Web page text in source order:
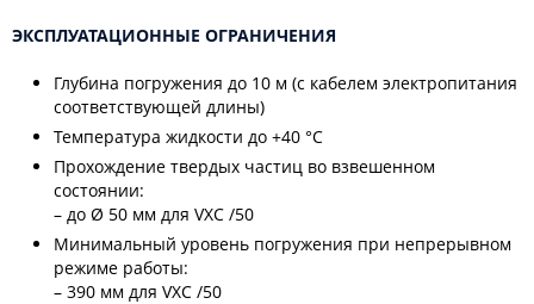
ЭКСПЛУАТАЦИОННЫЕ ОГРАНИЧЕНИЯ
Глубина погружения до 10 м (с кабелем электропитания
соответствующей длины)
Температура жидкости до +40 °C
Прохождение твердых частиц во взвешенном
состоянии:
– до Ø 50 мм для VXC /50
Минимальный уровень погружения при непрерывном
режиме работы:
– 390 мм для VXC /50